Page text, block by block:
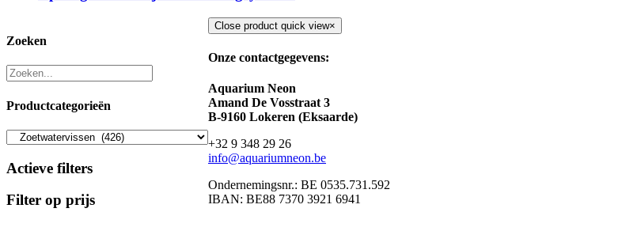
Zoeken
Productcategorieën
Actieve filters
Filter op prijs
Close product quick view×
Onze contactgegevens:
Aquarium Neon
Amand De Vosstraat 3
B-9160 Lokeren (Eksaarde)
+32 9 348 29 26
info@aquariumneon.be
Ondernemingsnr.: BE 0535.731.592
IBAN: BE88 7370 3921 6941